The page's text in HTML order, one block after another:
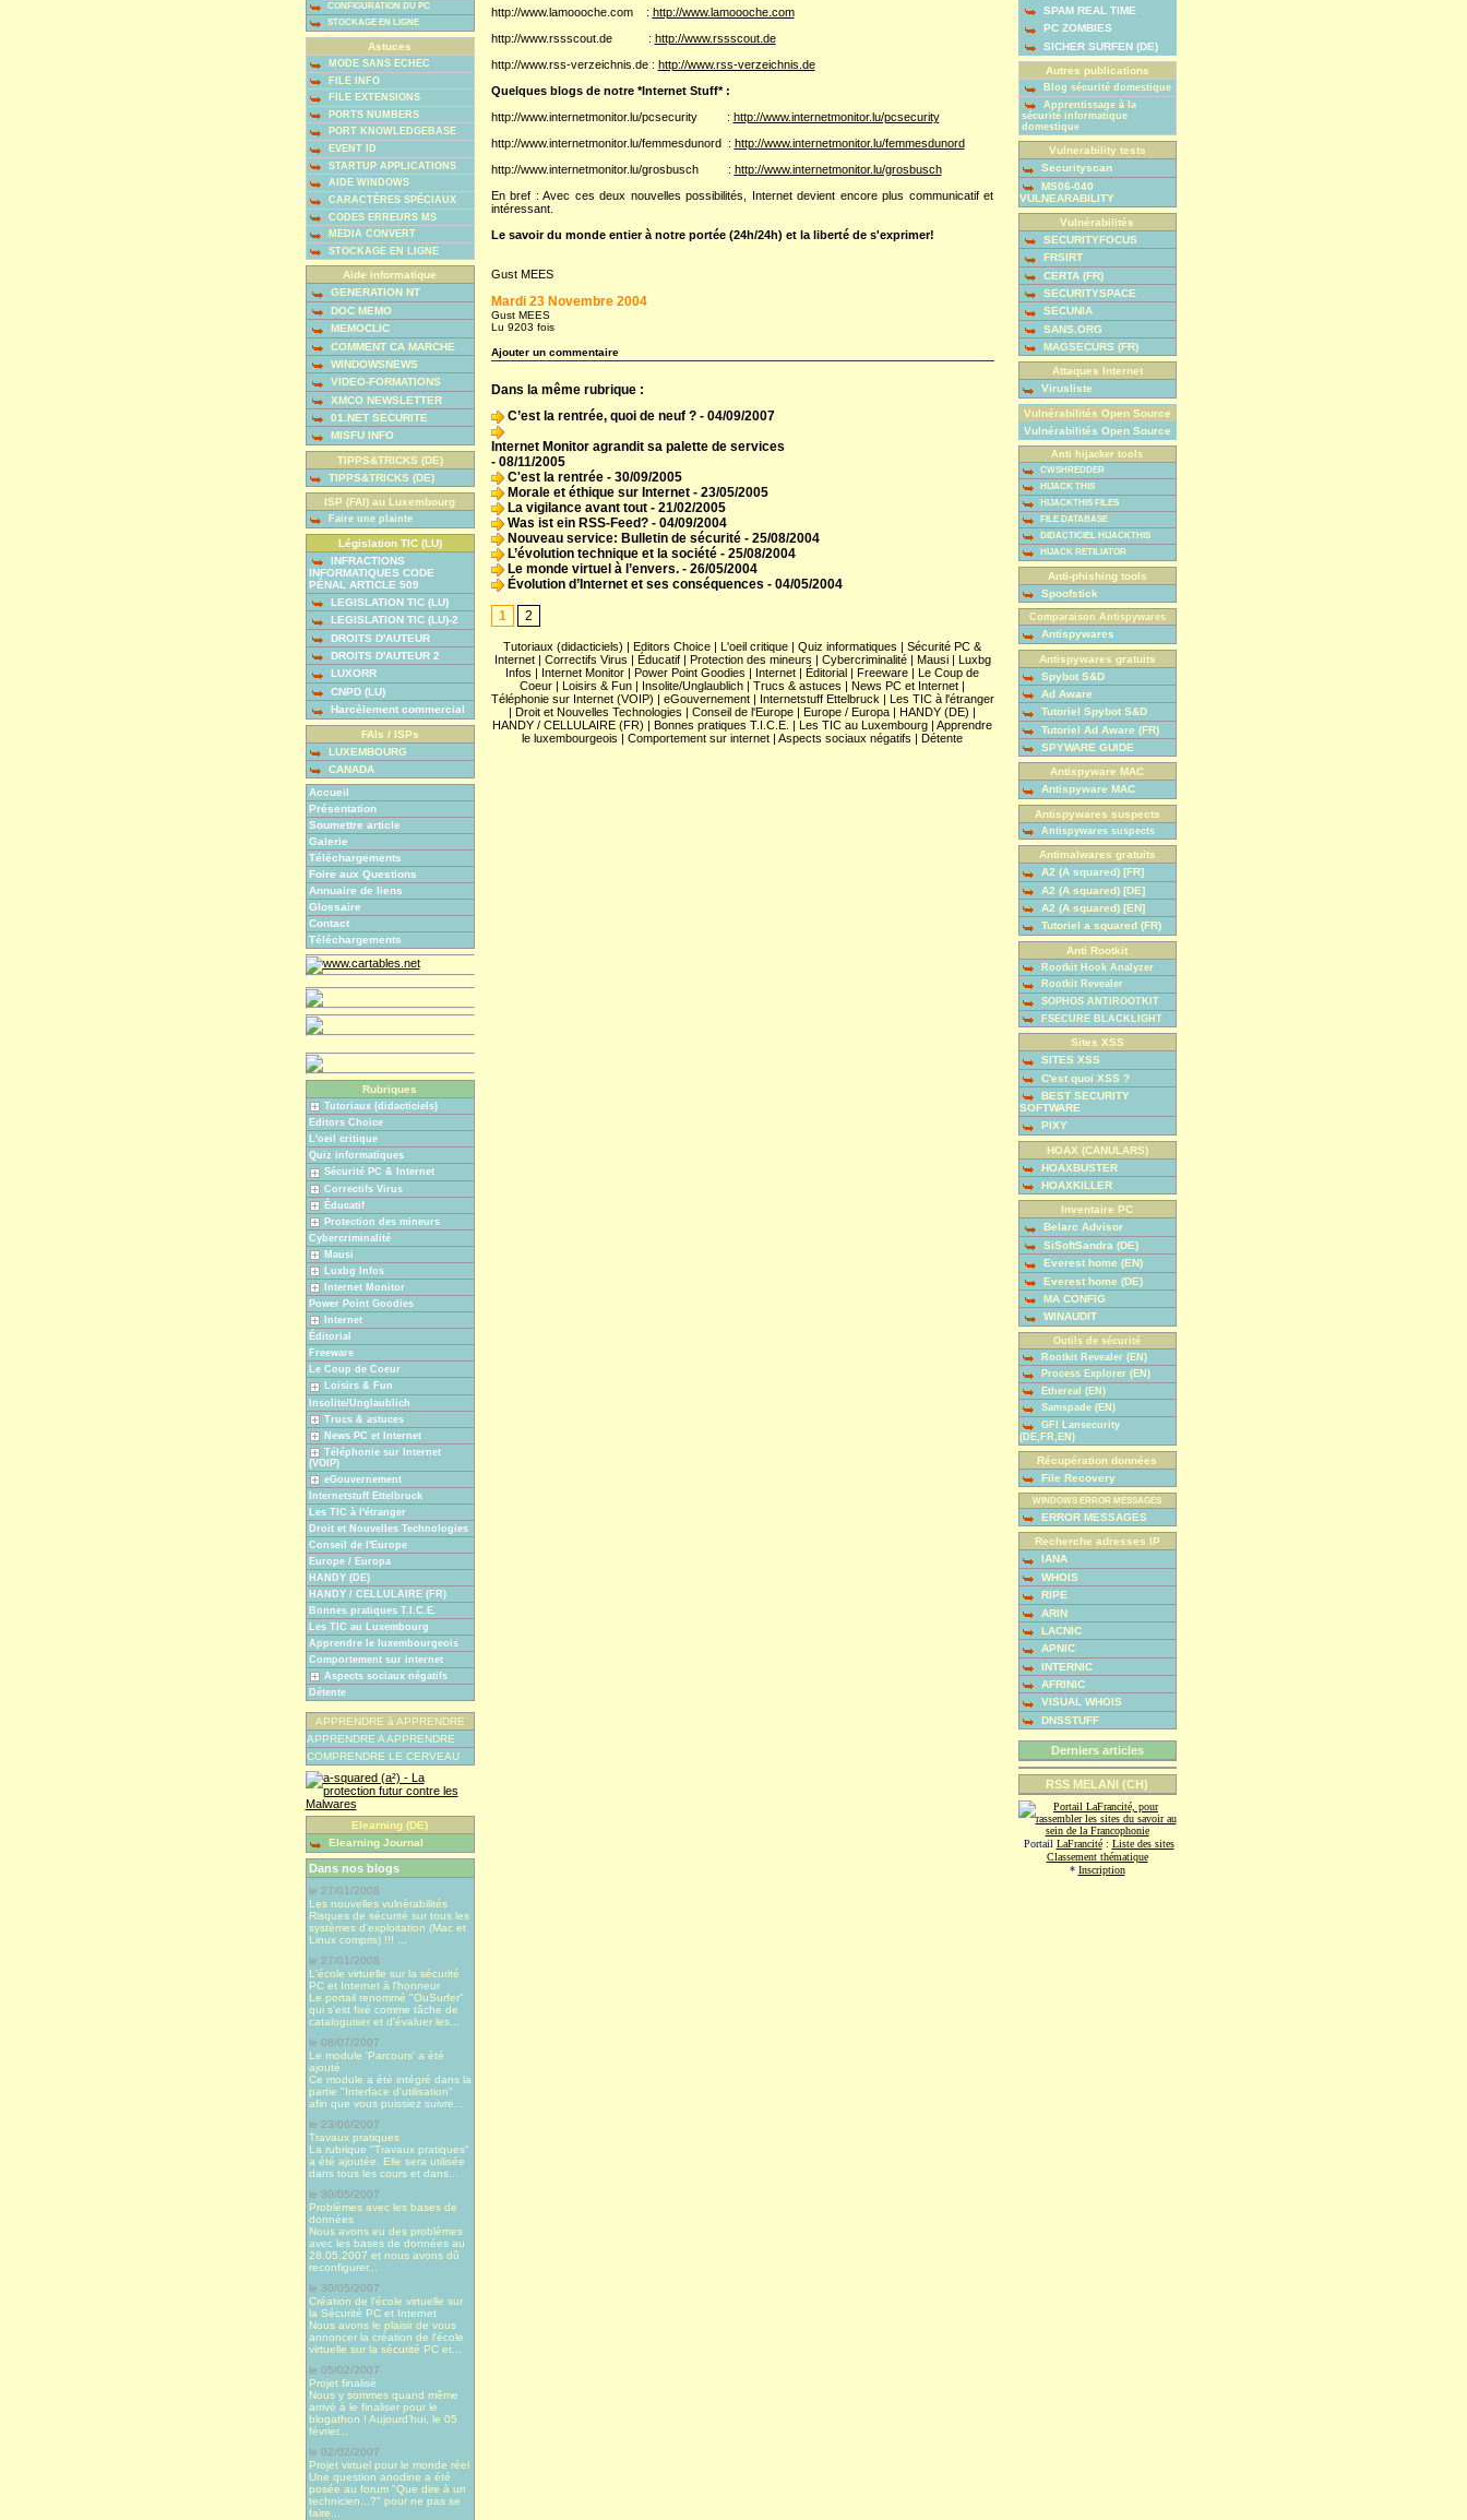
CONFIGURATION DU PC
STOCKAGE EN LIGNE
Astuces
MODE SANS ECHEC
FILE INFO
FILE EXTENSIONS
PORTS NUMBERS
PORT KNOWLEDGEBASE
EVENT ID
STARTUP APPLICATIONS
AIDE WINDOWS
CARACTÈRES SPÉCIAUX
CODES ERREURS MS
MEDIA CONVERT
STOCKAGE EN LIGNE
Aide informatique
GENERATION NT
DOC MEMO
MEMOCLIC
COMMENT CA MARCHE
WINDOWSNEWS
VIDEO-FORMATIONS
XMCO NEWSLETTER
01.NET SECURITE
MISFU INFO
TIPPS&TRICKS (DE)
TIPPS&TRICKS (DE)
ISP (FAI) au Luxembourg
Faire une plainte
Législation TIC (LU)
INFRACTIONS
INFORMATIQUES CODE
PÉNAL ARTICLE 509
LEGISLATION TIC (LU)
LEGISLATION TIC (LU)-2
DROITS D'AUTEUR
DROITS D'AUTEUR 2
LUXORR
CNPD (LU)
Harcèlement commercial
FAIs / ISPs
LUXEMBOURG
CANADA
Accueil
Présentation
Soumettre article
Galerie
Téléchargements
Foire aux Questions
Annuaire de liens
Glossaire
Contact
Téléchargements
Rubriques
Tutoriaux (didacticiels)
Editors Choice
L'oeil critique
Quiz informatiques
Sécurité PC & Internet
Correctifs Virus
Éducatif
Protection des mineurs
Cybercriminalité
Mausi
Luxbg Infos
Internet Monitor
Power Point Goodies
Internet
Éditorial
Freeware
Le Coup de Coeur
Loisirs & Fun
Insolite/Unglaublich
Trucs & astuces
News PC et Internet
Téléphonie sur Internet
(VOIP)
eGouvernement
Internetstuff Ettelbruck
Les TIC à l'étranger
Droit et Nouvelles Technologies
Conseil de l'Europe
Europe / Europa
HANDY (DE)
HANDY / CELLULAIRE (FR)
Bonnes pratiques T.I.C.E.
Les TIC au Luxembourg
Apprendre le luxembourgeois
Comportement sur internet
Aspects sociaux négatifs
Détente
APPRENDRE à APPRENDRE
APPRENDRE A APPRENDRE
COMPRENDRE LE CERVEAU
Elearning (DE)
Elearning Journal
Dans nos blogs
le 27/01/2008
Les nouvelles vulnérabilités
Risques de sécurité sur tous les
systèmes d'exploitation (Mac et
Linux compris) !!! ...
le 27/01/2008
L'école virtuelle sur la sécurité
PC et Internet à l'honneur
Le portail renommé "OuSurfer"
qui s'est fixé comme tâche de
cataloguiser et d'évaluer les...
le 08/07/2007
Le module 'Parcours' a été
ajouté
Ce module a été intégré dans la
partie "Interface d'utilisation"
afin que vous puissiez suivre...
le 23/06/2007
Travaux pratiques
La rubrique "Travaux pratiques"
a été ajoutée. Elle sera utilisée
dans tous les cours et dans...
le 30/05/2007
Problèmes avec les bases de
données
Nous avons eu des problèmes
avec les bases de données au
28.05.2007 et nous avons dû
reconfigurer...
le 30/05/2007
Création de l'école virtuelle sur
la Sécurité PC et Internet
Nous avons le plaisir de vous
annoncer la création de l'école
virtuelle sur la sécurité PC et...
le 05/02/2007
Projet finalisé
Nous y sommes quand même
arrivé à le finaliser pour le
blogathon ! Aujourd’hui, le 05
février...
le 02/02/2007
Projet virtuel pour le monde réel
Une question anodine a été
posée au forum "Que dire à un
technicien...?" pour ne pas se
faire...
http://www.lamoooche.com : http://www.lamoooche.com
http://www.rssscout.de : http://www.rssscout.de
http://www.rss-verzeichnis.de : http://www.rss-verzeichnis.de
Quelques blogs de notre *Internet Stuff* :
http://www.internetmonitor.lu/pcsecurity : http://www.internetmonitor.lu/pcsecurity
http://www.internetmonitor.lu/femmesdunord : http://www.internetmonitor.lu/femmesdunord
http://www.internetmonitor.lu/grosbusch : http://www.internetmonitor.lu/grosbusch
En bref : Avec ces deux nouvelles possibilités, Internet devient encore plus communicatif et
intéressant.
Le savoir du monde entier à notre portée (24h/24h) et la liberté de s'exprimer!
Gust MEES
Mardi 23 Novembre 2004
Gust MEES
Lu 9203 fois
Ajouter un commentaire
Dans la même rubrique :
C’est la rentrée, quoi de neuf ? - 04/09/2007
Internet Monitor agrandit sa palette de services
- 08/11/2005
C'est la rentrée - 30/09/2005
Morale et éthique sur Internet - 23/05/2005
La vigilance avant tout - 21/02/2005
Was ist ein RSS-Feed? - 04/09/2004
Nouveau service: Bulletin de sécurité - 25/08/2004
L’évolution technique et la société - 25/08/2004
Le monde virtuel à l’envers. - 26/05/2004
Évolution d’Internet et ses conséquences - 04/05/2004
1 2
Tutoriaux (didacticiels) | Editors Choice | L'oeil critique | Quiz informatiques | Sécurité PC &
Internet | Correctifs Virus | Éducatif | Protection des mineurs | Cybercriminalité | Mausi | Luxbg
Infos | Internet Monitor | Power Point Goodies | Internet | Éditorial | Freeware | Le Coup de
Coeur | Loisirs & Fun | Insolite/Unglaublich | Trucs & astuces | News PC et Internet |
Téléphonie sur Internet (VOIP) | eGouvernement | Internetstuff Ettelbruck | Les TIC à l'étranger
| Droit et Nouvelles Technologies | Conseil de l'Europe | Europe / Europa | HANDY (DE) |
HANDY / CELLULAIRE (FR) | Bonnes pratiques T.I.C.E. | Les TIC au Luxembourg | Apprendre
le luxembourgeois | Comportement sur internet | Aspects sociaux négatifs | Détente
SPAM REAL TIME
PC ZOMBIES
SICHER SURFEN (DE)
Autres publications
Blog sécurité domestique
Apprentissage à la
sécurité informatique
domestique
Vulnerability tests
Securityscan
MS06-040
VULNEARABILITY
Vulnérabilités
SECURITYFOCUS
FRSIRT
CERTA (FR)
SECURITYSPACE
SECUNIA
SANS.ORG
MAGSECURS (FR)
Attaques Internet
Virusliste
Vulnérabilités Open Source
Vulnérabilités Open Source
Anti hijacker tools
CWSHREDDER
HIJACK THIS
HIJACKTHIS FILES
FILE DATABASE
DIDACTICIEL HIJACKTHIS
HIJACK RETILIATOR
Anti-phishing tools
Spoofstick
Comparaison Antispywares
Antispywares
Antispywares gratuits
Spybot S&D
Ad Aware
Tutoriel Spybot S&D
Tutoriel Ad Aware (FR)
SPYWARE GUIDE
Antispyware MAC
Antispyware MAC
Antispywares suspects
Antispywares suspects
Antimalwares gratuits
A2 (A squared) [FR]
A2 (A squared) [DE]
A2 (A squared) [EN]
Tutoriel a squared (FR)
Anti Rootkit
Rootkit Hook Analyzer
Rootkit Revealer
SOPHOS ANTIROOTKIT
FSECURE BLACKLIGHT
Sites XSS
SITES XSS
C'est quoi XSS ?
BEST SECURITY
SOFTWARE
PIXY
HOAX (CANULARS)
HOAXBUSTER
HOAXKILLER
Inventaire PC
Belarc Advisor
SiSoftSandra (DE)
Everest home (EN)
Everest home (DE)
MA CONFIG
WINAUDIT
Outils de sécurité
Rootkit Revealer (EN)
Process Explorer (EN)
Ethereal (EN)
Samspade (EN)
GFI Lansecurity
(DE,FR,EN)
Récupération données
File Recovery
WINDOWS ERROR MESSAGES
ERROR MESSAGES
Recherche adresses IP
IANA
WHOIS
RIPE
ARIN
LACNIC
APNIC
INTERNIC
AFRINIC
VISUAL WHOIS
DNSSTUFF
Derniers articles
RSS MELANI (CH)
Portail LaFrancité: Liste des sites
Classement thématique
* Inscription